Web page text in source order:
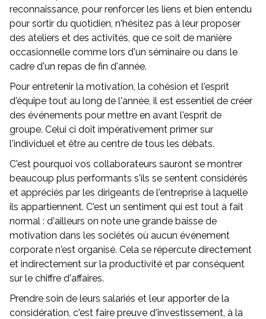
reconnaissance, pour renforcer les liens et bien entendu
pour sortir du quotidien, n'hésitez pas à leur proposer
des ateliers et des activités, que ce soit de manière
occasionnelle comme lors d'un séminaire ou dans le
cadre d'un repas de fin d'année.
Pour entretenir la motivation, la cohésion et l'esprit
d'équipe tout au long de l'année, il est essentiel de créer
des événements pour mettre en avant l'esprit de
groupe. Celui ci doit impérativement primer sur
l'individuel et être au centre de tous les débats.
C'est pourquoi vos collaborateurs sauront se montrer
beaucoup plus performants s'ils se sentent considérés
et appréciés par les dirigeants de l'entreprise à laquelle
ils appartiennent. C'est un sentiment qui est tout à fait
normal : d'ailleurs on note une grande baisse de
motivation dans les sociétés où aucun événement
corporate n'est organisé. Cela se répercute directement
et indirectement sur la productivité et par conséquent
sur le chiffre d'affaires.
Prendre soin de leurs salariés et leur apporter de la
considération, c'est faire preuve d'investissement, à la